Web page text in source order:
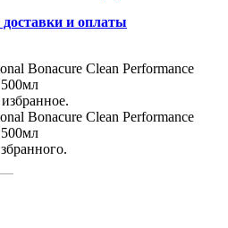
доставки и оплаты
Bonacure Clean Performance
500мл
Bonacure Clean Performance
500мл